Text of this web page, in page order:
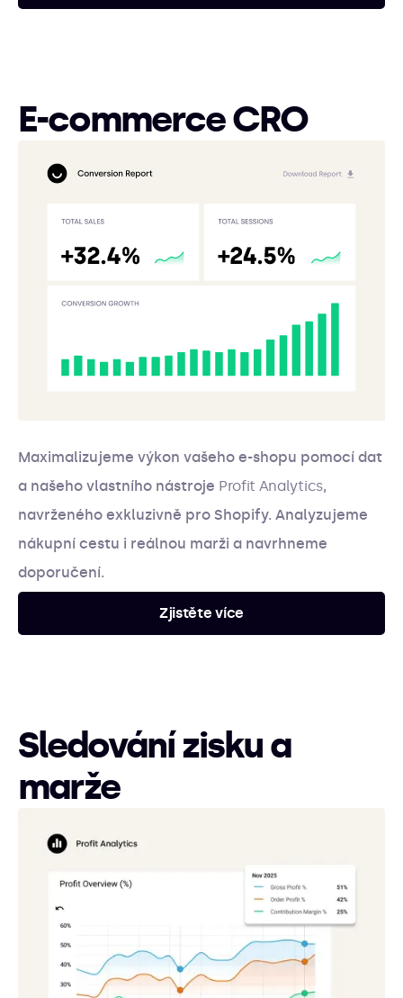
E-commerce CRO
Maximalizujeme výkon vašeho e-shopu pomocí dat
a našeho vlastního nástroje Profit Analytics,
navrženého exkluzivně pro Shopify. Analyzujeme
nákupní cestu i reálnou marži a navrhneme
doporučení.
Zjistěte více
Sledování zisku a
marže